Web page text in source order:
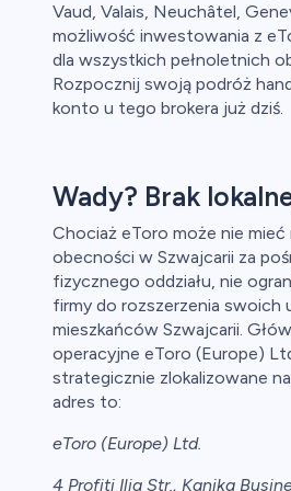
Vaud, Valais, Neuchâtel,
możliwość inwestowania z
dla wszystkich pełnoletnich
Rozpocznij swoją podróż
konto u tego brokera już dziś.
Wady? Brak
Chociaż eToro może nie mieć
obecności w Szwajcarii za
fizycznego oddziału, nie
firmy do rozszerzenia swoich
mieszkańców Szwajcarii.
operacyjne eToro (Europe)
strategicznie zlokalizowane
adres to:
eToro (Europe) Ltd.
4 Profiti Ilia Str., Kanika